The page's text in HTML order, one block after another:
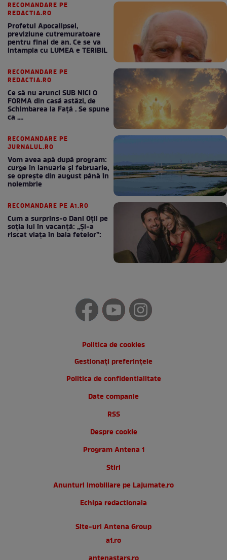
RECOMANDARE PE
REDACTIA.RO
Profetul Apocalipsei,
previziune cutremuratoare
pentru final de an. Ce se va
intampla cu LUMEA e TERIBIL
RECOMANDARE PE
REDACTIA.RO
Ce să nu arunci SUB NICI O
FORMA din casă astăzi, de
Schimbarea la Față . Se spune
ca ....
RECOMANDARE PE
JURNALUL.RO
Vom avea apă după program:
curge în ianuarie și februarie,
se oprește din august până în
noiembrie
RECOMANDARE PE A1.RO
Cum a surprins-o Dani Oțil pe
soția lui în vacanță: „Și-a
riscat viața în baia fetelor”:
Politica de cookies
Gestionați preferințele
Politica de confidentialitate
Date companie
RSS
Despre cookie
Program Antena 1
Stiri
Anunturi imobiliare pe Lajumate.ro
Echipa redactionala
Site-uri Antena Group
a1.ro